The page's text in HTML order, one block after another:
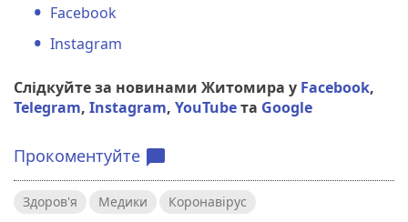
Facebook
Instagram
Слідкуйте за новинами Житомира у Facebook,
Telegram, Instagram, YouTubeта Google
Прокоментуйте chat_bubble
Здоров'я Медики Коронавірус